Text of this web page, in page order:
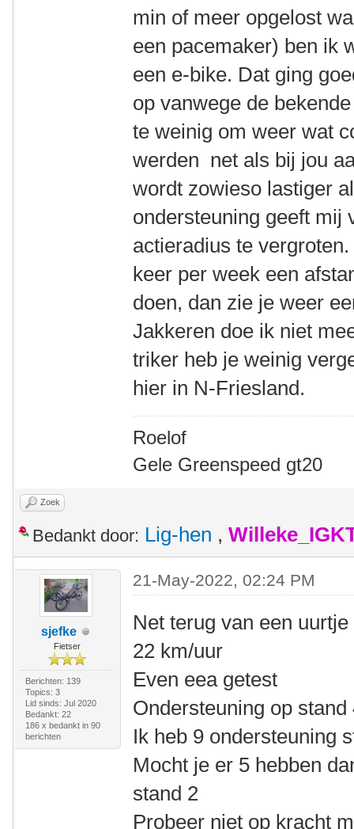
min of meer opgelost
een pacemaker) ben ik
een e-bike. Dat ging
op vanwege de
te weinig om weer wat
werden net als bij jou
wordt zowieso lastiger
ondersteuning geeft mij
actieradius te
keer per week een
doen, dan zie je weer
Jakkeren doe ik niet
triker heb je weinig
hier in N-Friesland.
Roelof
Gele Greenspeed gt20
Zoek
Bedankt door: Lig-hen ,
sjefke
Fietser
Berichten: 139
Topics: 3
Lid sinds: Jul 2020
Bedankt: 22
186 x bedankt in 90
berichten
21-May-2022, 02:24 PM
Net terug van een
22 km/uur
Even eea getest
Ondersteuning op
Ik heb 9 ondersteuning
Mocht je er 5 hebben
stand 2
Probeer niet op kracht